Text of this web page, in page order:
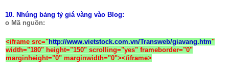
10. Nhúng bảng tỷ giá vàng vào Blog:
o Mã nguồn:
<iframe src="http://www.vietstock.com.vn/Transweb/giavang.htm"
width="180" height="150" scrolling="yes" frameborder="0"
marginheight="0" marginwidth="0"></iframe>